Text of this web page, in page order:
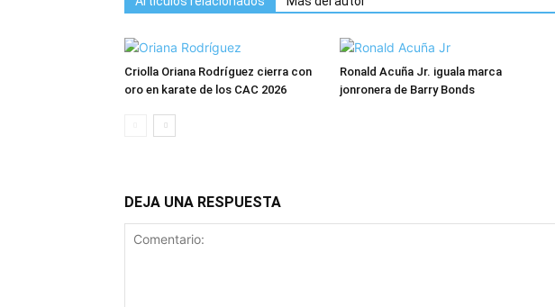
Criolla Oriana Rodríguez cierra con
oro en karate de los CAC 2026
Ronald Acuña Jr. iguala marca
jonronera de Barry Bonds
DEJA UNA RESPUESTA